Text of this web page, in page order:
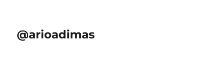
@arioadimas